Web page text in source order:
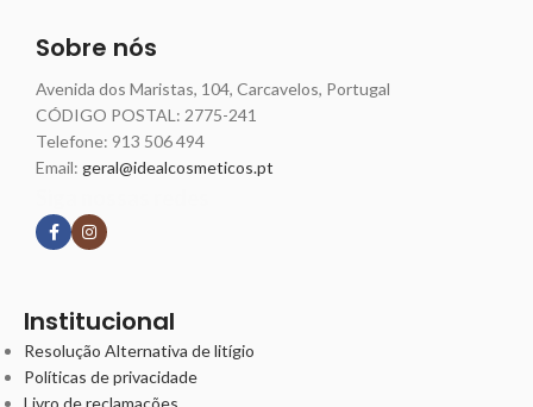
Sobre nós
Avenida dos Maristas, 104, Carcavelos, Portugal
CÓDIGO POSTAL: 2775-241
Telefone: 913 506 494
Email: geral@idealcosmeticos.pt
Institucional
Resolução Alternativa de litígio
Políticas de privacidade